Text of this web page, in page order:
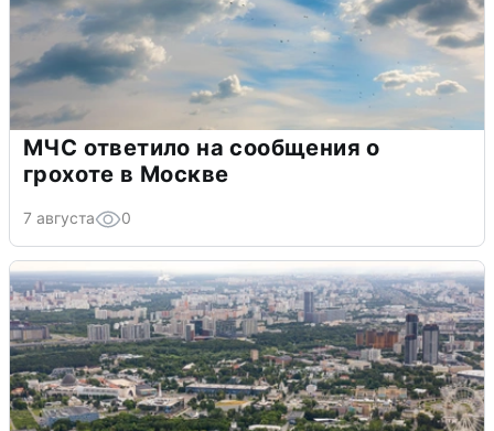
МЧС ответило на сообщения о
грохоте в Москве
7 августа 0